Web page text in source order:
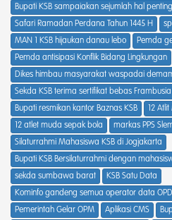
Bupati KSB sampaiakan sejumlah hal penting
Safari Ramadan Perdana Tahun 1445 H
MAN 1 KSB hijaukan danau lebo
Pemda
Pemda antisipasi Konflik Bidang Lingkungan
Dikes himbau masyarakat waspadai
Sekda KSB terima sertifikat bebas Frambusia
Bupati resmikan kantor Baznas KSB
12
12 atlet muda sepak bola
markas PPS
Silaturrahmi Mahasiswa KSB di Jogjakarta
Bupati KSB Bersilaturrahmi dengan
sekda sumbawa barat
KSB Satu Data
Kominfo gandeng semua operator data OPD
Pemerintah Gelar OPM
Aplikasi CMS